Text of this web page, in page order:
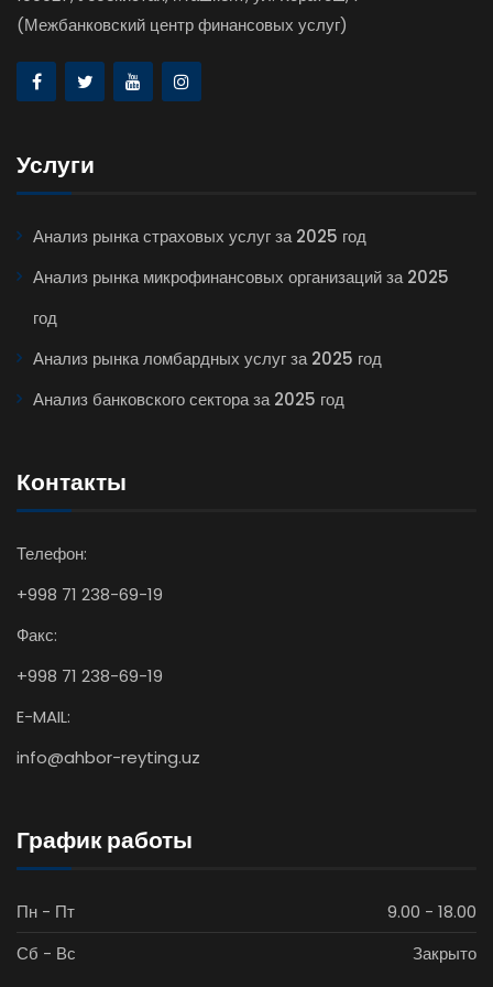
(Межбанковский центр финансовых услуг)
Услуги
Анализ рынка страховых услуг за 2025 год
Анализ рынка микрофинансовых организаций за 2025
год
Анализ рынка ломбардных услуг за 2025 год
Анализ банковского сектора за 2025 год
Контакты
Телефон:
+998 71 238-69-19
Факс:
+998 71 238-69-19
E-MAIL:
info@ahbor-reyting.uz
График работы
Пн - Пт
9.00 - 18.00
Сб - Вс
Закрыто